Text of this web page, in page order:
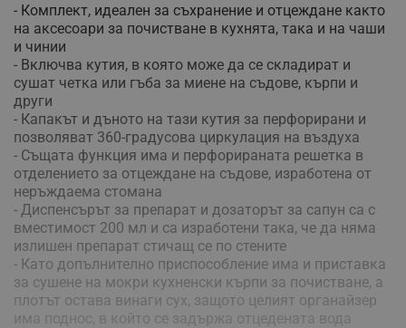
- Комплект, идеален за съхранение и отцеждане както
на аксесоари за почистване в кухнята, така и на чаши
и чинии
- Включва кутия, в която може да се складират и
сушат четка или гъба за миене на съдове, кърпи и
други
- Капакът и дъното на тази кутия за перфорирани и
позволяват 360-градусова циркулация на въздуха
- Същата функция има и перфорираната решетка в
отделението за отцеждане на съдове, изработена от
неръждаема стомана
- Диспенсърът за препарат и дозаторът за сапун са с
вместимост 200 мл и са изработени така, че да няма
излишен препарат стичащ се по стените
- Като допълнително приспособление има и приставка
за сушене на мокри кухненски кърпи за почистване, а
плотът остава винаги сух, защото целият органайзер
има поднос, в който се задържа отцедената вода